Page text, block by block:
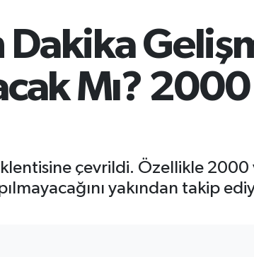
Mı?
çevrildi. Özellikle 2000
yakından takip